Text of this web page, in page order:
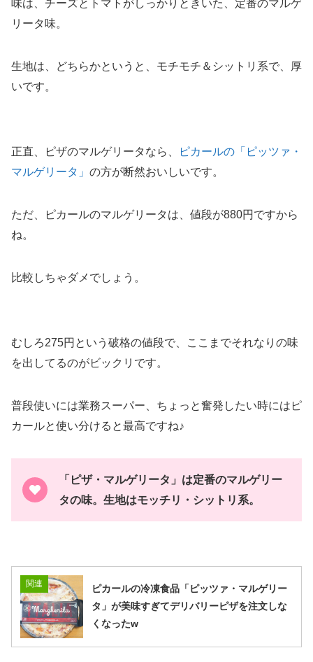
味は、チーズとトマトがしっかりときいた、定番のマルゲ
リータ味。
生地は、どちらかというと、モチモチ＆シットリ系で、厚
いです。
正直、ピザのマルゲリータなら、
ピカールの「ピッツァ・
マルゲリータ」 の方が断然おいしいです。
ただ、ピカールのマルゲリータは、値段が880円ですから
ね。
比較しちゃダメでしょう。
むしろ275円という破格の値段で、ここまでそれなりの味
を出してるのがビックリです。
普段使いには業務スーパー、ちょっと奮発したい時にはピ
カールと使い分けると最高ですね♪
「ピザ・マルゲリータ」は定番のマルゲリー
タの味。生地はモッチリ・シットリ系。
関連
ピカールの冷凍食品「ピッツァ・マルゲリー
タ」が美味すぎてデリバリーピザを注文しな
くなったw